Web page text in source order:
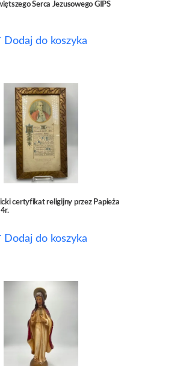
Serca Jezusowego GIPS
Dodaj do koszyka
certyfikat religijny przez Papieża
Dodaj do koszyka